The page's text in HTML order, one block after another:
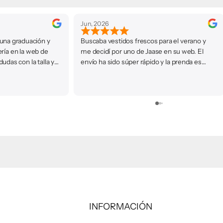
para el verano y
en su web. El
y la prenda es
May, 2026
Hice un pedido online de una blusa de
Cherubina y me ha llegado impecable y súper
rápido. Me encanta que tengan marcas tan
próximo evento de verano.
INFORMACIÓN